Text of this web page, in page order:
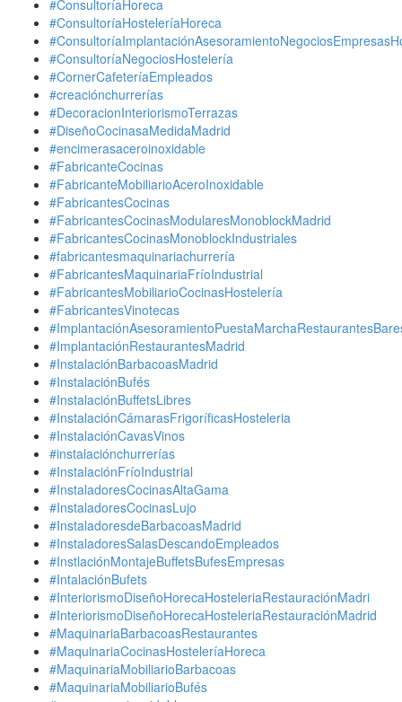
#ConsultoríaHoreca
#ConsultoríaHosteleríaHoreca
#ConsultoríaNegociosHostelería
#CornerCafeteríaEmpleados
#creaciónchurrerías
#DecoracionInteriorismoTerrazas
#DiseñoCocinasaMedidaMadrid
#encimerasaceroinoxidable
#FabricanteCocinas
#FabricanteMobiliarioAceroInoxidable
#FabricantesCocinas
#FabricantesCocinasModularesMonoblockMadrid
#FabricantesCocinasMonoblockIndustriales
#fabricantesmaquinariachurrería
#FabricantesMaquinariaFríoIndustrial
#FabricantesMobiliarioCocinasHostelería
#FabricantesVinotecas
#ImplantaciónRestaurantesMadrid
#InstalaciónBarbacoasMadrid
#InstalaciónBufés
#InstalaciónBuffetsLibres
#InstalaciónCámarasFrigoríficasHosteleria
#InstalaciónCavasVinos
#instalaciónchurrerías
#InstalaciónFríoIndustrial
#InstaladoresCocinasAltaGama
#InstaladoresCocinasLujo
#InstaladoresdeBarbacoasMadrid
#InstaladoresSalasDescandoEmpleados
#InstlaciónMontajeBuffetsBufesEmpresas
#IntalaciónBufets
#InteriorismoDiseñoHorecaHosteleriaRestauraciónMadri
#InteriorismoDiseñoHorecaHosteleriaRestauraciónMadrid
#MaquinariaBarbacoasRestaurantes
#MaquinariaCocinasHosteleríaHoreca
#MaquinariaMobiliarioBarbacoas
#MaquinariaMobiliarioBufés